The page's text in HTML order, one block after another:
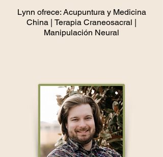
Lynn ofrece: Acupuntura y Medicina
China | Terapia Craneosacral |
Manipulación Neural